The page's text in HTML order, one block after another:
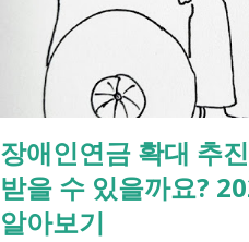
장애인연금 확대 추
받을 수 있을까요?
알아보기